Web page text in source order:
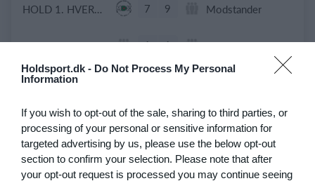
Holdsport.dk - Do Not Process My Personal
Information
If you wish to opt-out of the sale, sharing to third parties, or
processing of your personal or sensitive information for
targeted advertising by us, please use the below opt-out
section to confirm your selection. Please note that after
your opt-out request is processed you may continue seeing
HOLD 1. HVERDAGSTURNERINGEN. 7 9 Modstander
Veteraner +45 / B-rækken Jystrup IF 1 1 Niløse
NIF 2 4 Hønses Favoritter
+47 Sæson 2026 Modstander